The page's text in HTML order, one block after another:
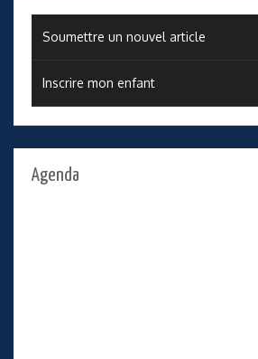
Soumettre un nouvel article
Inscrire mon enfant
Agenda